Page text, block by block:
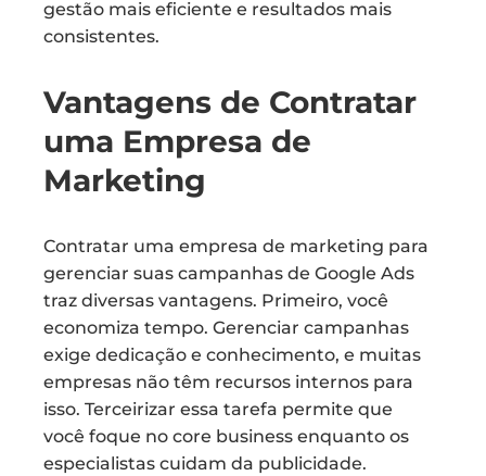
gestão mais eficiente e resultados mais
consistentes.
Vantagens de Contratar
uma Empresa de
Marketing
Contratar uma empresa de marketing para
gerenciar suas campanhas de Google Ads
traz diversas vantagens. Primeiro, você
economiza tempo. Gerenciar campanhas
exige dedicação e conhecimento, e muitas
empresas não têm recursos internos para
isso. Terceirizar essa tarefa permite que
você foque no core business enquanto os
especialistas cuidam da publicidade.